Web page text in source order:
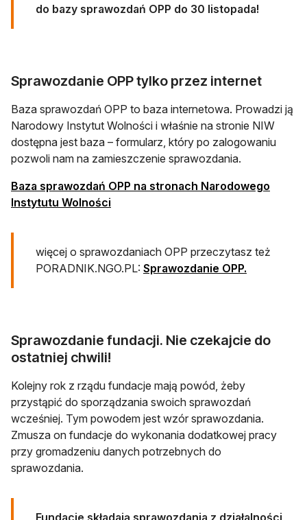
do bazy sprawozdań OPP do 30 listopada!
Sprawozdanie OPP tylko przez internet
Baza sprawozdań OPP to baza internetowa. Prowadzi ją
Narodowy Instytut Wolności i właśnie na stronie NIW
dostępna jest baza – formularz, który po zalogowaniu
pozwoli nam na zamieszczenie sprawozdania.
Baza sprawozdań OPP na stronach Narodowego
Instytutu Wolności
więcej o sprawozdaniach OPP przeczytasz też
PORADNIK.NGO.PL: Sprawozdanie OPP.
Sprawozdanie fundacji. Nie czekajcie do
ostatniej chwili!
Kolejny rok z rządu fundacje mają powód, żeby
przystąpić do sporządzania swoich sprawozdań
wcześniej. Tym powodem jest wzór sprawozdania.
Zmusza on fundacje do wykonania dodatkowej pracy
przy gromadzeniu danych potrzebnych do
sprawozdania.
Fundacje składają sprawozdania z działalności